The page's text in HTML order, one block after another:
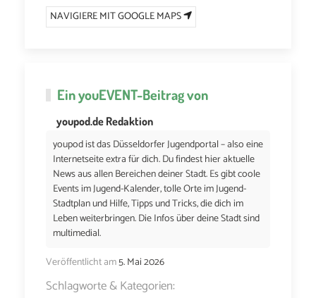
NAVIGIERE MIT GOOGLE MAPS
EinyouEVENT-Beitrag von
youpod.de Redaktion
youpod ist das Düsseldorfer Jugendportal – also eine
Internetseite extra für dich. Du findest hier aktuelle
News aus allen Bereichen deiner Stadt. Es gibt coole
Events im Jugend-Kalender, tolle Orte im Jugend-
Stadtplan und Hilfe, Tipps und Tricks, die dich im
Leben weiterbringen. Die Infos über deine Stadt sind
multimedial.
Veröffentlicht am5. Mai 2026
Schlagworte & Kategorien: